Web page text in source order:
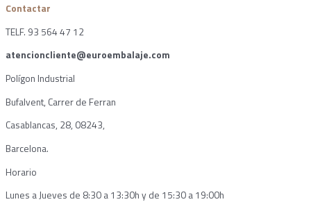
Contactar
TELF. 93 564 47 12
atencioncliente@euroembalaje.com
Polígon Industrial
Bufalvent, Carrer de Ferran
Casablancas, 28, 08243,
Barcelona.
Horario
Lunes a Jueves de 8:30 a 13:30h y de 15:30 a 19:00h